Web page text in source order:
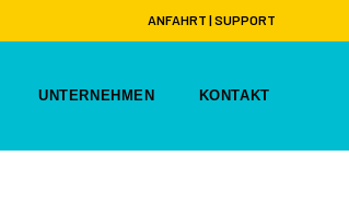
ANFAHRT |SUPPORT
UNTERNEHMEN KONTAKT